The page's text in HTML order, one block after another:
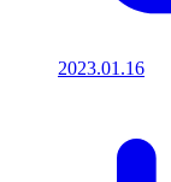
2023.01.16